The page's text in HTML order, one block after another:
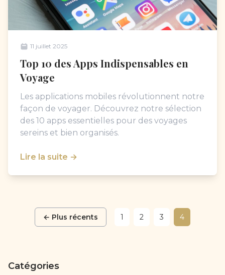
11 juillet 2025
Top 10 des Apps Indispensables en
Voyage
Les applications mobiles révolutionnent notre
façon de voyager. Découvrez notre sélection
des 10 apps essentielles pour des voyages
sereins et bien organisés.
Lire la suite →
← Plus récents 1 2 3 4
Catégories